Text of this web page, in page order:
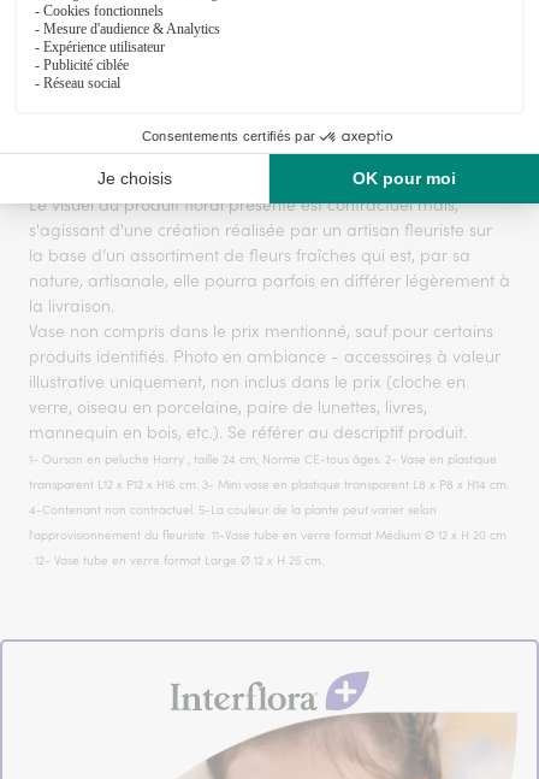
Voir toute la collection
Le visuel du produit floral présenté est contractuel mais,
s'agissant d'une création réalisée par un artisan fleuriste sur
la base d’un assortiment de fleurs fraîches qui est, par sa
nature, artisanale, elle pourra parfois en différer légèrement à
la livraison.
Vase non compris dans le prix mentionné, sauf pour certains
produits identifiés. Photo en ambiance - accessoires à valeur
illustrative uniquement, non inclus dans le prix (cloche en
verre, oiseau en porcelaine, paire de lunettes, livres,
mannequin en bois, etc.). Se référer au descriptif produit.
1- Ourson en peluche Harry , taille 24 cm, Norme CE-tous âges. 2- Vase en plastique
transparent L12 x P12 x H16 cm. 3- Mini vase en plastique transparent L8 x P8 x H14 cm.
4-Contenant non contractuel. 5-La couleur de la plante peut varier selon
l'approvisionnement du fleuriste. 11-Vase tube en verre format Medium Ø 12 x H 20 cm
. 12- Vase tube en verre format Large Ø 12 x H 25 cm.